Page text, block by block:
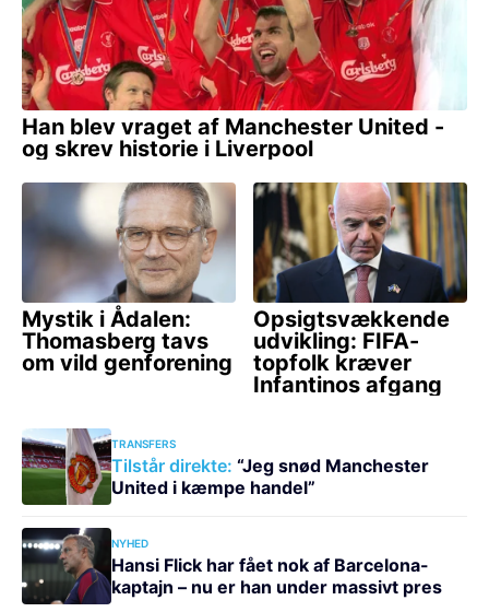
TRANSFERS
Tilstår direkte: “Jeg snød Manchester
United i kæmpe handel”
NYHED
Hansi Flick har fået nok af Barcelona-
kaptajn – nu er han under massivt pres